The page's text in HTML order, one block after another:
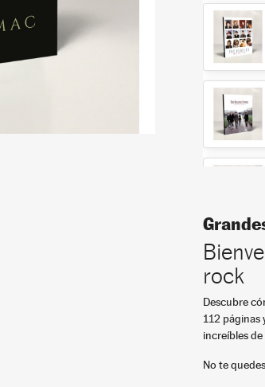
rock
Descubre
112 páginas
increíbles
No te